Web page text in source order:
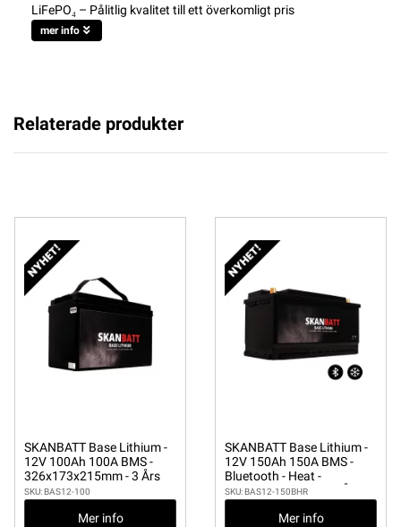
LiFePO₄ – Pålitlig kvalitet till ett överkomligt pris
mer info
Relaterade produkter
SKANBATT Base Lithium -
12V 100Ah 100A BMS -
326x173x215mm - 3 Års
garanti
SKU: BAS12-100
Mer info
SKANBATT Base Lithium -
12V 150Ah 150A BMS -
Bluetooth - Heat -
355x175x190mm - 3 Års
garanti - Husbil
SKU: BAS12-150BHR
Mer info